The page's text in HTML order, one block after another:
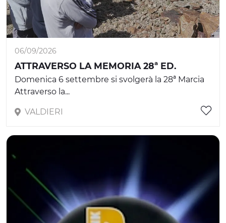
06/09/2026
ATTRAVERSO LA MEMORIA 28ª ED.
Domenica 6 settembre si svolgerà la 28ª Marcia
Attraverso la...
VALDIERI